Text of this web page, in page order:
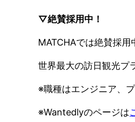
▽絶賛採用中！
MATCHAでは絶賛採用
世界最大の訪日観光プ
※職種はエンジニア、
※Wantedlyのページは